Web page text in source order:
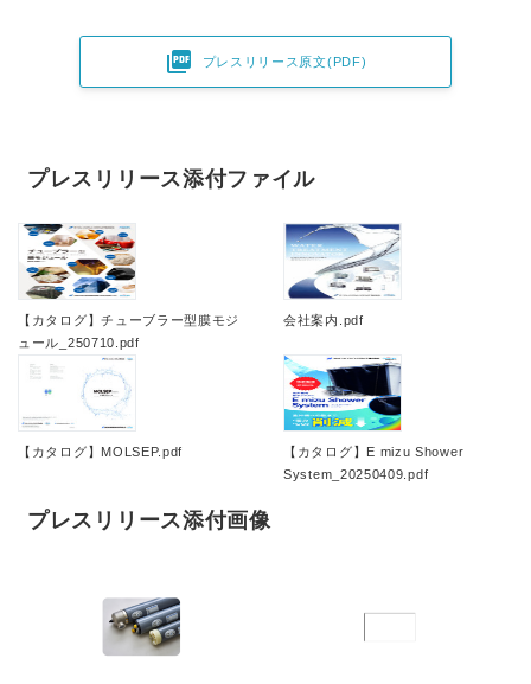
 プレスリリース原文(PDF)
プレスリリース添付ファイル
【カタログ】チューブラー型膜モジ
ュール_250710.pdf
会社案内.pdf
【カタログ】MOLSEP.pdf
【カタログ】E mizu Shower
System_20250409.pdf
プレスリリース添付画像